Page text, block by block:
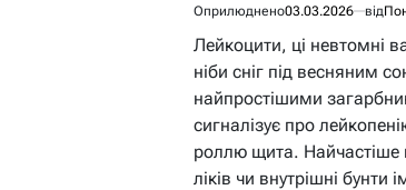
Оприлюднено03.03.2026 від
Лейкоцити, ці невтомні
ніби сніг під весняним
найпростішими
сигналізує про
роллю щита. Найчастіше
ліків чи внутрішні